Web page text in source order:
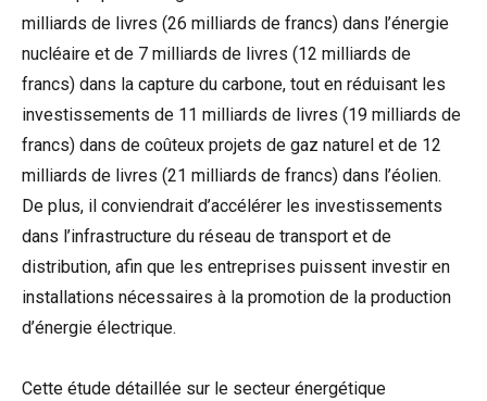
milliards de livres (26 milliards de francs) dans l’énergie
nucléaire et de 7 milliards de livres (12 milliards de
francs) dans la capture du carbone, tout en réduisant les
investissements de 11 milliards de livres (19 milliards de
francs) dans de coûteux projets de gaz naturel et de 12
milliards de livres (21 milliards de francs) dans l’éolien.
De plus, il conviendrait d’accélérer les investissements
dans l’infrastructure du réseau de transport et de
distribution, afin que les entreprises puissent investir en
installations nécessaires à la promotion de la production
d’énergie électrique.
Cette étude détaillée sur le secteur énergétique